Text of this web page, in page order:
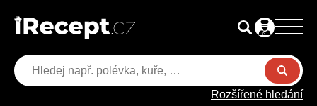
Rozšířené hledání